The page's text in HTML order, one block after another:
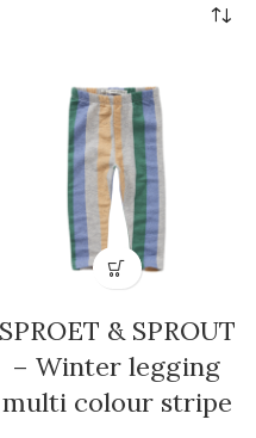
SPROET & SPROUT
– Winter legging
multi colour stripe